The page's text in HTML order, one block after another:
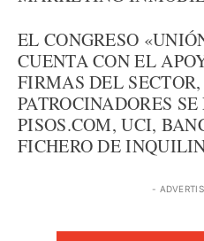
EL CONGRESO
CUENTA CON EL
FIRMAS DEL
PATROCINADORES
PISOS.COM, UCI,
FICHERO DE
-